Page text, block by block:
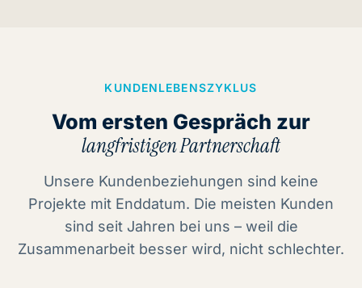
KUNDENLEBENSZYKLUS
Vom ersten Gespräch zur
langfristigen Partnerschaft
Unsere Kundenbeziehungen sind keine
Projekte mit Enddatum. Die meisten Kunden
sind seit Jahren bei uns – weil die
Zusammenarbeit besser wird, nicht schlechter.